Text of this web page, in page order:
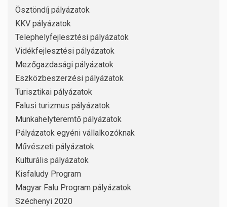
Ösztöndíj pályázatok
KKV pályázatok
Telephelyfejlesztési pályázatok
Vidékfejlesztési pályázatok
Mezőgazdasági pályázatok
Eszközbeszerzési pályázatok
Turisztikai pályázatok
Falusi turizmus pályázatok
Munkahelyteremtő pályázatok
Pályázatok egyéni vállalkozóknak
Művészeti pályázatok
Kulturális pályázatok
Kisfaludy Program
Magyar Falu Program pályázatok
Széchenyi 2020